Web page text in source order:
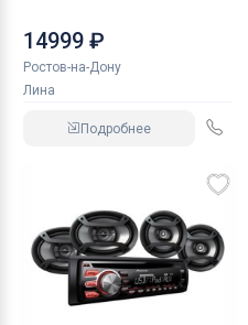
14999 ₽
Ростов-на-Дону
Лина
Подробнее